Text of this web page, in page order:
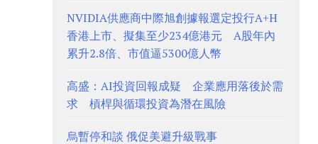
NVIDIA供應商中際旭創據報選定投行A+H
香港上市、擬集至少234億港元 A股年內
累升2.8倍、市值逼5300億人幣
高盛：AI投資回報成疑 企業應用落後於需
求 槓桿與循環投資為潛在風險
烏暫停和談 俄促美避升級戰事